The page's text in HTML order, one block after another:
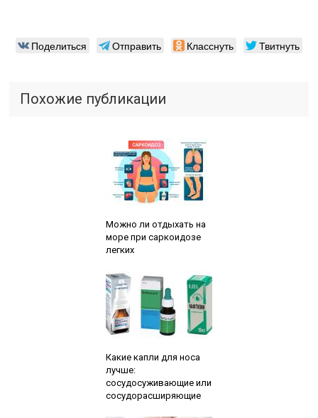
Поделиться Отправить Класснуть Твитнуть
Похожие публикации
Можно ли отдыхать на
море при саркоидозе
легких
Какие капли для носа
лучше:
сосудосуживающие или
сосудорасширяющие